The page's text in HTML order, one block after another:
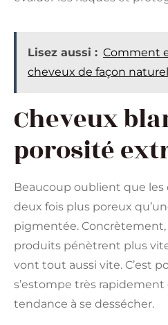
Lisez aussi : Comment
cheveux de façon
Cheveux
porosité
Beaucoup oublient que les
deux fois plus poreux
pigmentée.
produits pénètrent plus
vont tout aussi vite. C’est
s’estompe très rapidement
tendance à se dessécher.